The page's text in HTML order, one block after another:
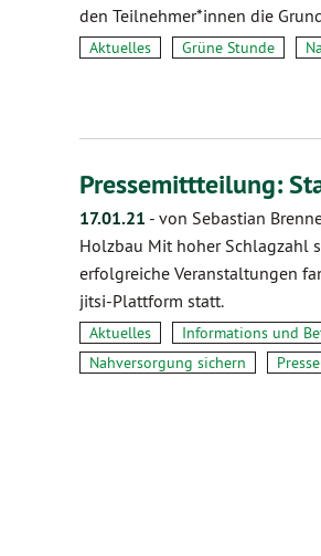
den Teilnehmer*innen die
Aktuelles Grüne Stunde
Pressemittteilung:
17.01.21 - von Sebastian
Holzbau Mit hoher Schlagzahl
erfolgreiche Veranstaltungen
jitsi-Plattform statt.
Aktuelles Informations und
Nahversorgung sichern